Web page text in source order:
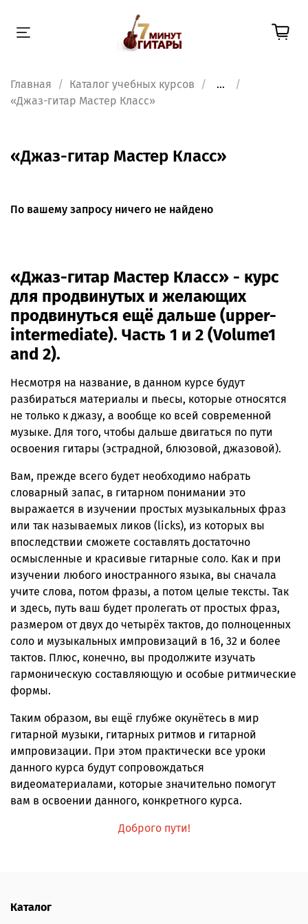
Главная Каталог учебных курсов
...
«Джаз-гитар Мастер Класс»
«Джаз-гитар Мастер Класс»
По вашему запросу ничего не найдено
«Джаз-гитар Мастер Класс» - курс
для продвинутых и желающих
продвинуться ещё дальше (upper-
intermediate). Часть 1 и 2 (Volume1
and 2).
Несмотря на название, в данном курсе будут
разбираться материалы и пьесы, которые относятся
не только к джазу, а вообще ко всей современной
музыке. Для того, чтобы дальше двигаться по пути
освоения гитары (эстрадной, блюзовой, джазовой).
Вам, прежде всего будет необходимо набрать
словарный запас, в гитарном понимании это
выражается в изучении простых музыкальных фраз
или так называемых ликов (licks), из которых вы
впоследствии сможете составлять достаточно
осмысленные и красивые гитарные соло. Как и при
изучении любого иностранного языка, вы сначала
учите слова, потом фразы, а потом целые тексты. Так
и здесь, путь ваш будет пролегать от простых фраз,
размером от двух до четырёх тактов, до полноценных
соло и музыкальных импровизаций в 16, 32 и более
тактов. Плюс, конечно, вы продолжите изучать
гармоническую составляющую и особые ритмические
формы.
Таким образом, вы ещё глубже окунётесь в мир
гитарной музыки, гитарных ритмов и гитарной
импровизации. При этом практически все уроки
данного курса будут сопровождаться
видеоматериалами, которые значительно помогут
вам в освоении данного, конкретного курса.
Доброго пути!
Каталог